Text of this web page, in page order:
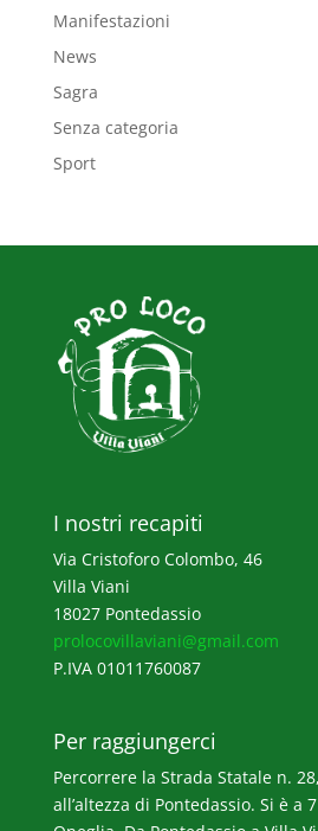
Manifestazioni
News
Sagra
Senza categoria
Sport
I nostri recapiti
Via Cristoforo Colombo, 46
Villa Viani
18027 Pontedassio
prolocovillaviani@gmail.com
P.IVA 01011760087
Per raggiungerci
Percorrere la Strada Statale n.
all’altezza di Pontedassio. Si è a